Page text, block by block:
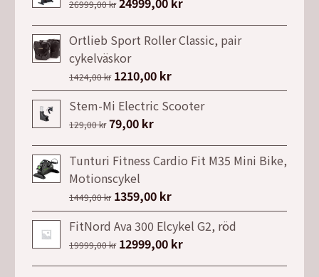
26999,00kr
ursprungliga
priset
var:
26999,00 kr.
nuvarande
priset
Ortlieb Sport Roller Classic, pair
cykelväskor
1424,00kr Det
ursprungliga
priset
var:
1424,00 kr.
1210,00 krDet
nuvarande
priset
1210,00 kr.
Stem-Mi Electric Scooter
129,00kr Det
ursprungliga
priset
var:
129,00 kr.
79,00 krDet
nuvarande
priset
79,00 kr.
Tunturi Fitness Cardio Fit M35 Mini Bike,
Motionscykel
1449,00kr Det
ursprungliga
priset
var:
1449,00 kr.
1359,00 krDet
nuvarande
priset
är:
1359,00 kr.
FitNord Ava 300 Elcykel G2, röd
19999,00kr Det
ursprungliga
12999,00 krDet
nuvarande